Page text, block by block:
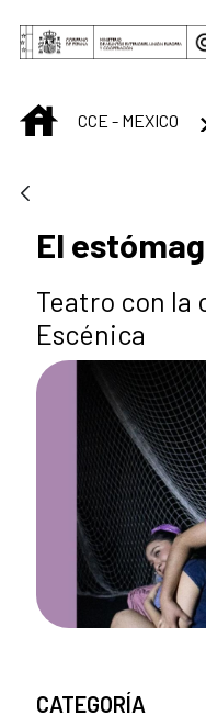
Saltar al contenido
INICIOCCE - MEXICO
El
Teatro con la
Escénica
CATEGORÍA